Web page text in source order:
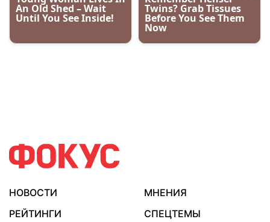
НОВОСТИ
МНЕНИЯ
РЕЙТИНГИ
СПЕЦТЕМЫ